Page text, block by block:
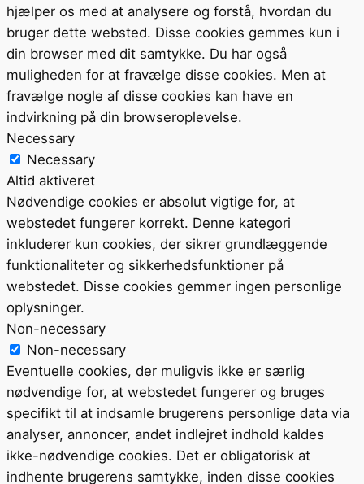
hjælper os med at analysere og forstå, hvordan du
bruger dette websted. Disse cookies gemmes kun i
din browser med dit samtykke. Du har også
muligheden for at fravælge disse cookies. Men at
fravælge nogle af disse cookies kan have en
indvirkning på din browseroplevelse.
Necessary
Necessary
Altid aktiveret
Nødvendige cookies er absolut vigtige for, at
webstedet fungerer korrekt. Denne kategori
inkluderer kun cookies, der sikrer grundlæggende
funktionaliteter og sikkerhedsfunktioner på
webstedet. Disse cookies gemmer ingen personlige
oplysninger.
Non-necessary
Non-necessary
Eventuelle cookies, der muligvis ikke er særlig
nødvendige for, at webstedet fungerer og bruges
specifikt til at indsamle brugerens personlige data via
analyser, annoncer, andet indlejret indhold kaldes
ikke-nødvendige cookies. Det er obligatorisk at
indhente brugerens samtykke, inden disse cookies